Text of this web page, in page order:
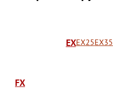
EXEX25EX35
FX